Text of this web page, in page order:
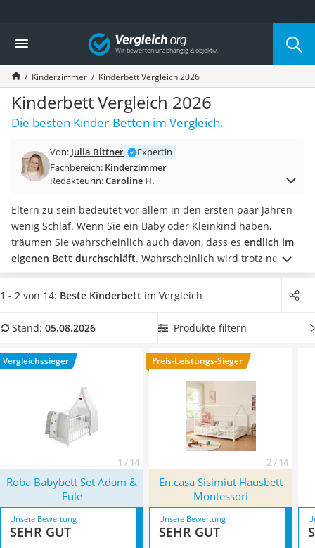
Die beliebtesten Vergleiche nach Kategorie
Kind & Baby
Babyphone mit 2 Kameras
Walkie-Talkie Kinder
Kindermatratzen
Babywippe
Rollschuhe für Kinder
Laufrad
Kinderschubkarre
Kinderuhr
Babyphone
Treppenschutzgitter
Kindersitz ab 4 Jahren
Kinderroller 3 Räder
Ferngesteuertes Auto
Kinderfahrradhelm
Kinder-Mikroskop
Ferngesteuerter Hubschrauber
Vergleich
Kinderzimmer Kinderbett Vergleich 2026
Kinderbett Vergleich 2026
Die besten Kinder-Betten im Vergleich.
Von: Julia Bittner
Expertin
Fachbereich: Kinderzimmer
Redakteurin:Caroline H.
Eltern zu sein bedeutet vor allem in den ersten paar Jahren
wenig Schlaf. Wenn Sie ein Baby oder Kleinkind haben,
träumen Sie wahrscheinlich auch davon, dass es endlich im
eigenen Bett durchschläft. Wahrscheinlich wird trotz neuem
Bett auch weiterhin ein kleiner Besucher nachts in Ihr Bett
gekrabbelt kommen. Die Chancen,dass Ihr Kind wenigstens
bequemes Kinderbett (z. B. die Modelle in unserer
Kind sicherlich
Lust, den Alleine-schlafen-Test zu wagen
Lesen Sie sich unseren Vergleich durch, um sich über alle
wichtigen Kaufkriterien zu informieren. Überzeugt hat uns
hier im August 2026 besonders das Modell Roba Babybett Set
Adam & Eule* mit seinen Eigenschaften.
1 - 2 von 14: Beste Kinderbett im Vergleich
Stand: 05.08.2026 Produkte filtern
Vergleichssieger
1 / 14
Preis-Leistungs-Sieger
2 / 14
Roba Babybett Set Adam &
Eule
En.casa Sisimiut Hausbett
Montessori
Unsere Bewertung
SEHR GUT
Unsere Bewertung
SEHR GUT